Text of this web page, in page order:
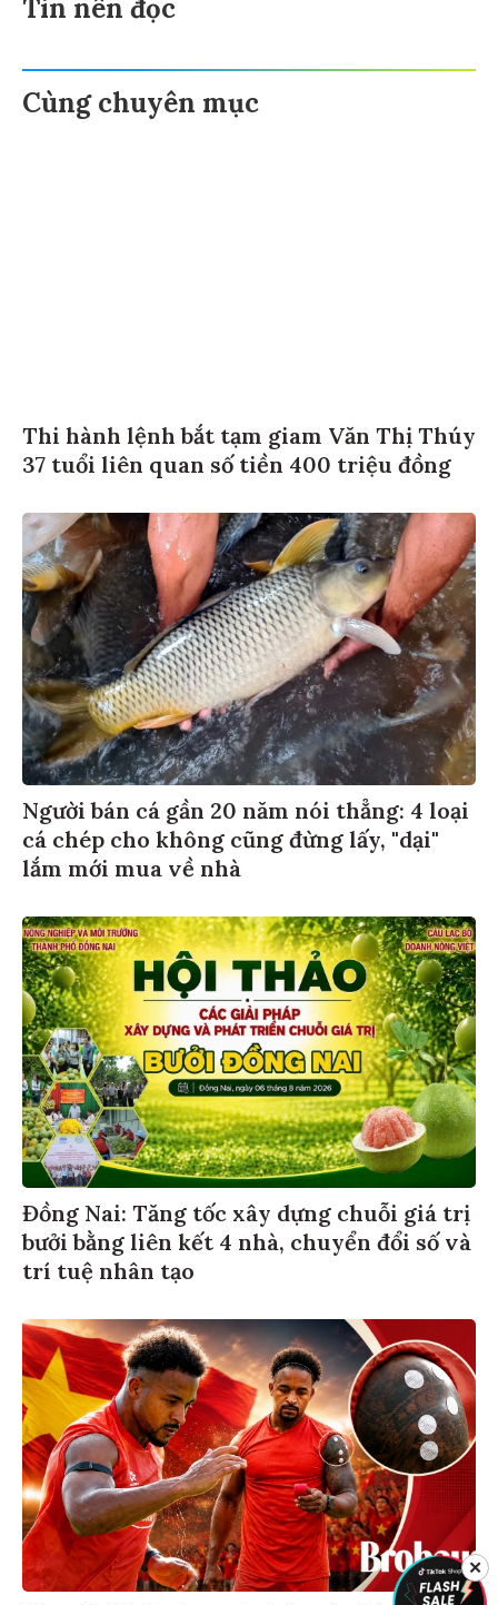
Tin nên đọc
Cùng chuyên mục
Thi hành lệnh bắt tạm giam Văn Thị Thúy
37 tuổi liên quan số tiền 400 triệu đồng
Người bán cá gần 20 năm nói thẳng: 4 loại
cá chép cho không cũng đừng lấy, "dại"
lắm mới mua về nhà
Đồng Nai: Tăng tốc xây dựng chuỗi giá trị
bưởi bằng liên kết 4 nhà, chuyển đổi số và
trí tuệ nhân tạo
✕